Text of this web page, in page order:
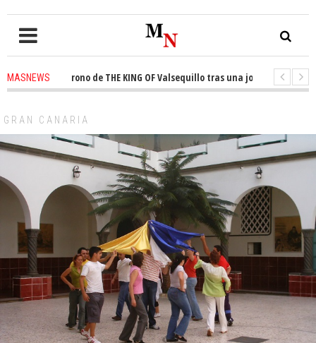
MASNEWS
el trono de THE KING OF Valsequillo tras una jornada de baloncesto
GRAN CANARIA